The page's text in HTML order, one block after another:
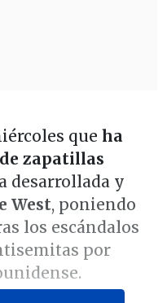
que ha
zapatillas
desarrollada y
West, poniendo
los escándalos
por